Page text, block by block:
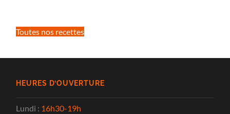
Toutes nos recettes
HEURES D’OUVERTURE
Lundi : 16h30-19h